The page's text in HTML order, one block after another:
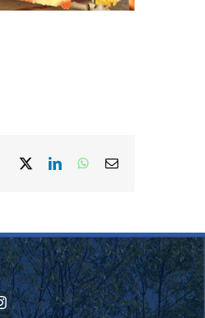
Facebook LinkedInWhatsApp
Correo